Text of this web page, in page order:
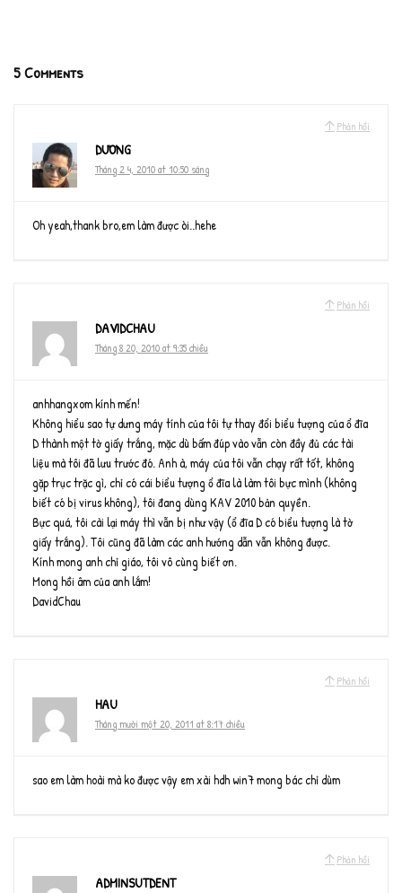
5 Comments
Phản hồi
DƯƠNG
Tháng 2 4, 2010 at 10:50 sáng
Oh yeah,thank bro,em làm được òi..hehe
Phản hồi
DAVIDCHAU
Tháng 8 20, 2010 at 9:35 chiều
anhhangxom kính mến!
Không hiểu sao tự dưng máy tính của tôi tự thay đổi biểu tượng của ổ đĩa
D thành một tờ giấy trắng, mặc dù bấm đúp vào vẫn còn đầy đủ các tài
liệu mà tôi đã lưu trước đó. Anh à, máy của tôi vẫn chạy rất tốt, không
gặp trục trặc gì, chỉ có cái biểu tượng ổ đĩa là làm tôi bực mình (không
biết có bị virus không), tôi đang dùng KAV 2010 bản quyền.
Bực quá, tôi cài lại máy thì vẫn bị như vậy (ổ đĩa D có biểu tượng là tờ
giấy trắng). Tôi cũng đã làm các anh hướng dẫn vẫn không được.
Kính mong anh chỉ giáo, tôi vô cùng biết ơn.
Mong hồi âm của anh lắm!
DavidChau
Phản hồi
HAU
Tháng mười một 20, 2011 at 8:17 chiều
sao em làm hoài mà ko được vậy em xài hdh win7 mong bác chỉ dùm
Phản hồi
ADMINSUTDENT